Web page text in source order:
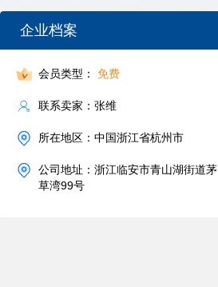
企业档案
会员类型： 免费
联系卖家：张维
所在地区：中国浙江省杭州市
公司地址：浙江临安市青山湖街道茅
草湾99号